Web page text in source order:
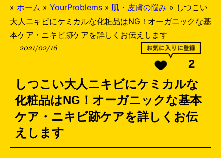
» ホーム » YourProblems » 肌・皮膚の悩み » しつこい
大人ニキビにケミカルな化粧品はNG！オーガニックな基
本ケア・ニキビ跡ケアを詳しくお伝えします
2021/02/16
2
しつこい大人ニキビにケミカルな
化粧品はNG！オーガニックな基本
ケア・ニキビ跡ケアを詳しくお伝
えします